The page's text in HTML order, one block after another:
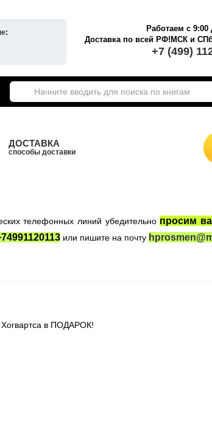
:
Работаем с 9:00
Доставка по всей РФ!МСК и
+7 (499)
Гарри Поттер на английском
ДОСТАВКА
способы доставки
телефонных линий убедительно просим
или пишите на почту
в ПОДАРОК!